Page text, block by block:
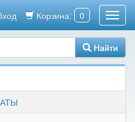
Корзина: 0
Найти